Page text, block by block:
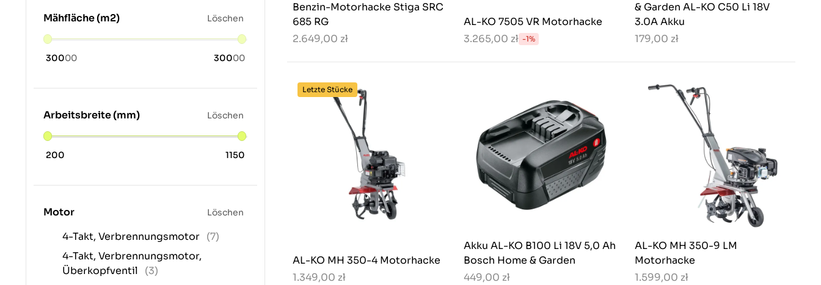
Mähfläche (m2) Löschen
30000 30000
Arbeitsbreite (mm) Löschen
200 1150
Motor Löschen
4-Takt, Verbrennungsmotor (7)
4-Takt, Verbrennungsmotor,
Überkopfventil
(3)
Benzin-Motorhacke Stiga SRC
685 RG
2.649,00 zł
AL-KO 7505 VR Motorhacke
3.265,00 zł -1%
& Garden AL-KO C50 Li 18V
3.0A Akku
179,00 zł
Letzte Stücke
AL-KO MH 350-4 Motorhacke
1.349,00 zł
Akku AL-KO B100 Li 18V 5,0 Ah
Bosch Home & Garden
449,00 zł
AL-KO MH 350-9 LM
Motorhacke
1.599,00 zł